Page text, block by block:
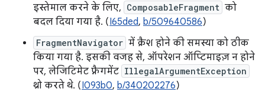
इस्तेमाल करने के लिए, ComposableFragment को
बदल दिया गया है. (I65ded, b/509640586)
FragmentNavigator में क्रैश होने की समस्या को ठीक
किया गया है. इसकी वजह से, ऑपरेशन ऑप्टिमाइज़ न होने
पर, लेजिटिमेट फ़्रैगमेंट IllegalArgumentException
थ्रो करते थे. (I093b0, b/340202276)